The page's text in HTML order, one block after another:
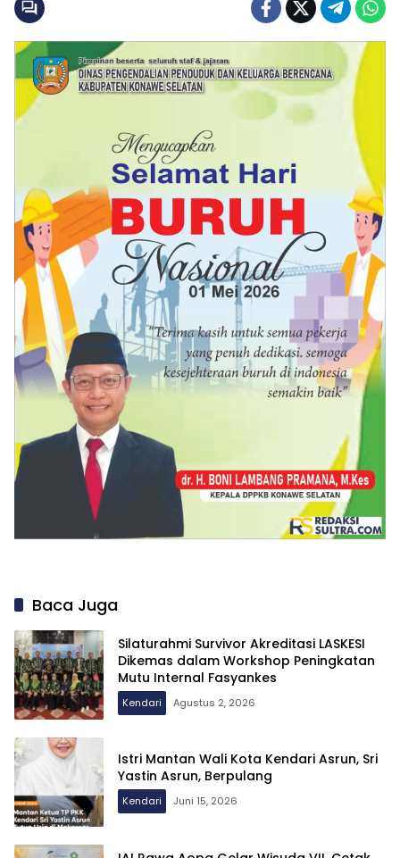
Baca Juga
Silaturahmi Survivor Akreditasi LASKESI
Dikemas dalam Workshop Peningkatan
Mutu Internal Fasyankes
Kendari Agustus 2, 2026
Istri Mantan Wali Kota Kendari Asrun, Sri
Yastin Asrun, Berpulang
Kendari Juni 15, 2026